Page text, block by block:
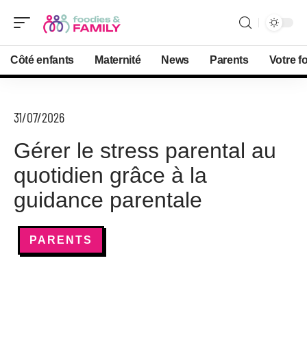
Côté enfants Maternité News Parents Votre
31/07/2026
Gérer le stress parental au
quotidien grâce à la
guidance parentale
PARENTS